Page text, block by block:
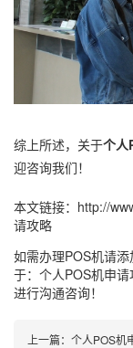
综上所述，关于个人
迎咨询我们！
本文链接： http://
请攻略
如需办理POS机请添
于： 个人POS机申请
进行沟通咨询！
上一篇： 个人POS机